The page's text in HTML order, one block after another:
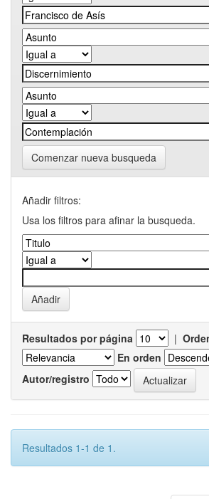
Comenzar nueva busqueda
Añadir filtros:
Usa los filtros para afinar la busqueda.
Resultados por página |
En orden
Autor/registro
Resultados 1-1 de 1.